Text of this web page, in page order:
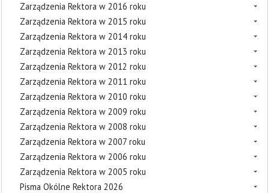
Zarządzenia Rektora w 2016 roku
Zarządzenia Rektora w 2015 roku
Zarządzenia Rektora w 2014 roku
Zarządzenia Rektora w 2013 roku
Zarządzenia Rektora w 2012 roku
Zarządzenia Rektora w 2011 roku
Zarządzenia Rektora w 2010 roku
Zarządzenia Rektora w 2009 roku
Zarządzenia Rektora w 2008 roku
Zarządzenia Rektora w 2007 roku
Zarządzenia Rektora w 2006 roku
Zarządzenia Rektora w 2005 roku
Pisma Okólne Rektora 2026